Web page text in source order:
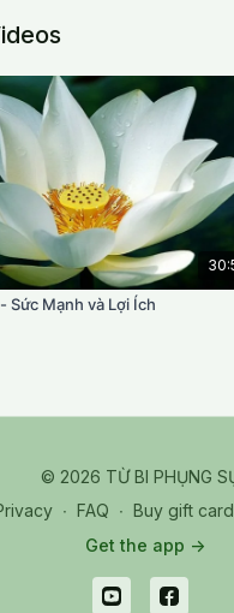
Sức Mạnh và Lợi Ích
© 2026 TỪ BI PHỤNG
∙ FAQ ∙ Buy gift card
Get the app ->